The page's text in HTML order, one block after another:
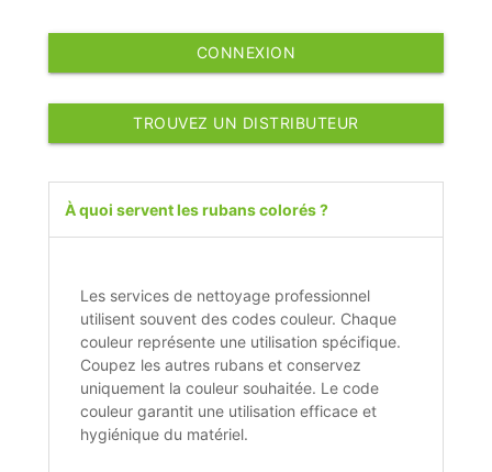
CONNEXION
TROUVEZ UN DISTRIBUTEUR
À quoi servent les rubans colorés ?
Les services de nettoyage professionnel
utilisent souvent des codes couleur. Chaque
couleur représente une utilisation spécifique.
Coupez les autres rubans et conservez
uniquement la couleur souhaitée. Le code
couleur garantit une utilisation efficace et
hygiénique du matériel.